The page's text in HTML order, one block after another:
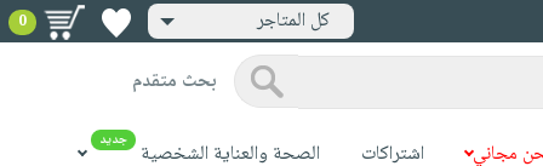
كل المتاجر 0
بحث متقدم
مجاني اشتراكات الصحة والعناية الشخصية جديد